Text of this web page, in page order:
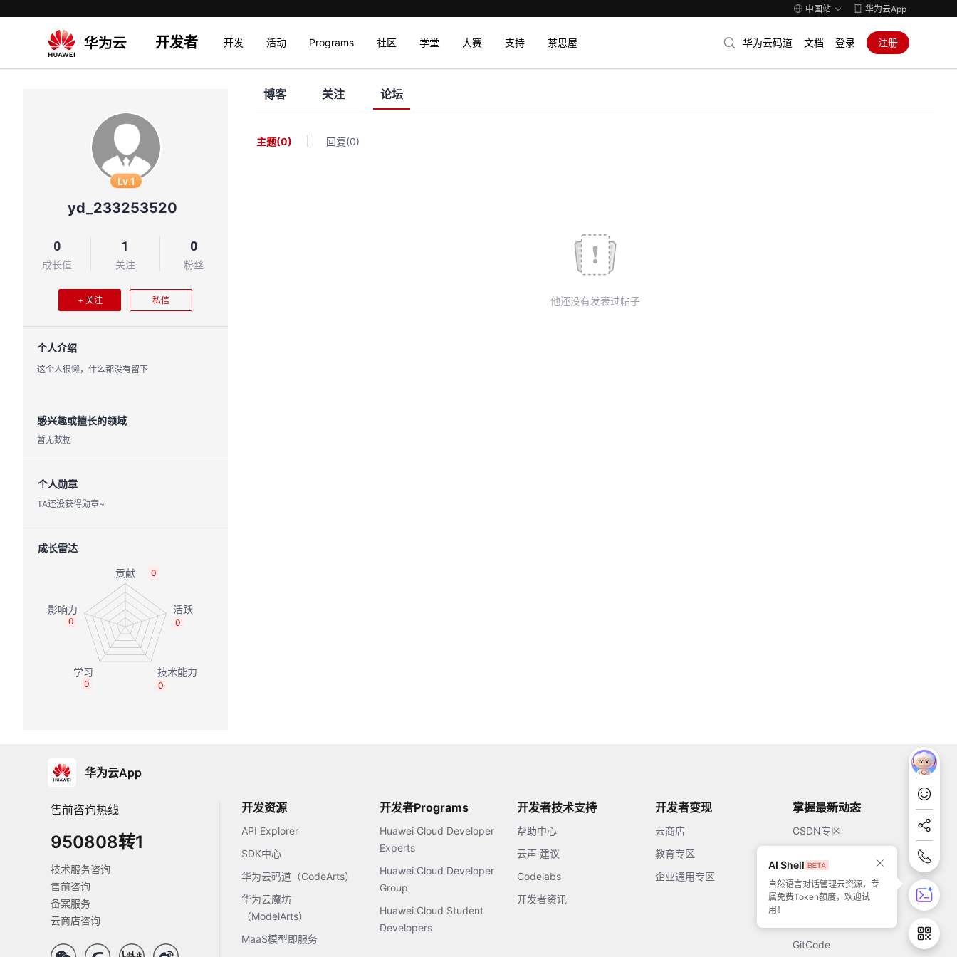
中国站 华为云App
开发者 开发 活动 Programs 社区 学堂 大赛 支持 茶思屋 华为云码道 文档 登录 注册
Lv.1
yd_233253520
0
成长值
1
关注
0
粉丝
+ 关注 私信
个人介绍
这个人很懒，什么都没有留下
感兴趣或擅长的领域
暂无数据
个人勋章
TA还没获得勋章~
成长雷达
0
0
0
0
0
博客 关注 论坛
主题(0) 回复(0)
他还没有发表过帖子
华为云App
售前咨询热线
950808转1
技术服务咨询
售前咨询
备案服务
云商店咨询
开发资源
API Explorer
SDK中心
华为云码道（CodeArts）
华为云魔坊
（ModelArts）
MaaS模型即服务
开发者Programs
Huawei Cloud Developer
Experts
Huawei Cloud Developer
Group
Huawei Cloud Student
Developers
开发者技术支持
帮助中心
云声·建议
Codelabs
开发者资讯
开发者变现
云商店
教育专区
企业通用专区
掌握最新动态
CSDN专区
51CTO
GitCode
AI Shell
自然语言对话管理云资源，专
属免费Token额度，欢迎试
用！